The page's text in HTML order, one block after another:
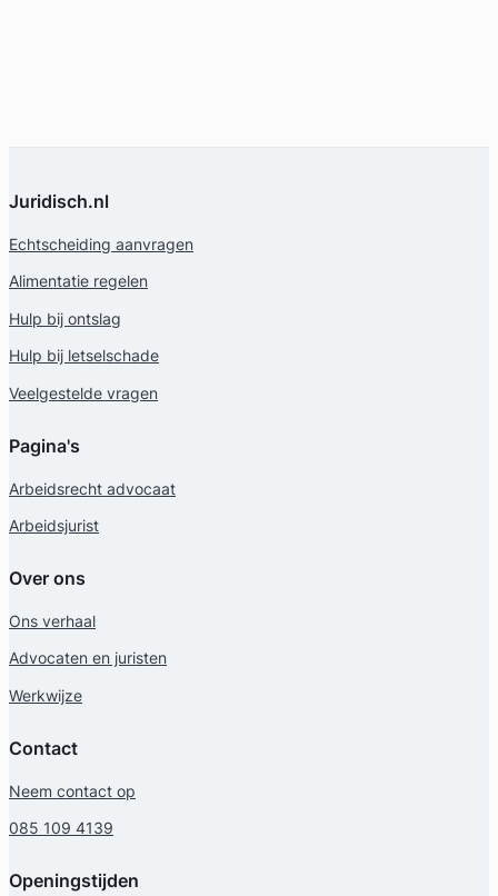
Juridisch.nl
Echtscheiding aanvragen
Alimentatie regelen
Hulp bij ontslag
Hulp bij letselschade
Veelgestelde vragen
Pagina's
Arbeidsrecht advocaat
Arbeidsjurist
Over ons
Ons verhaal
Advocaten en juristen
Werkwijze
Contact
Neem contact op
085 109 4139
Openingstijden